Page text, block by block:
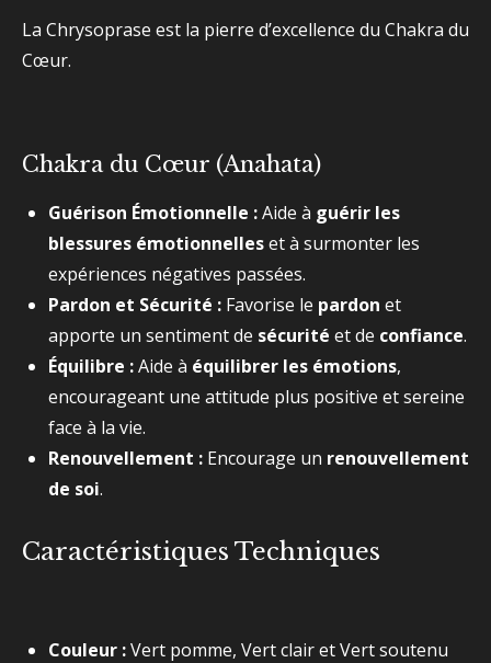
La Chrysoprase est la pierre d’excellence du Chakra du
Cœur.
Chakra du Cœur (Anahata)
Guérison Émotionnelle :Aide à guérir les
blessures émotionnelleset à surmonter les
expériences négatives passées.
Pardon et Sécurité : Favorise le pardon et
apporte un sentiment de sécurité et de confiance.
Équilibre :Aide à équilibrer les émotions,
encourageant une attitude plus positive et sereine
face à la vie.
Renouvellement : Encourage un renouvellement
de soi.
Caractéristiques Techniques
Couleur :Vert pomme, Vert clair et Vert soutenu